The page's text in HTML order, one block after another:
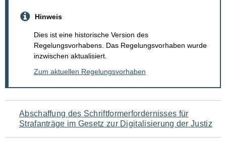
Hinweis
Dies ist eine historische Version des
Regelungsvorhabens. Das Regelungsvorhaben wurde
inzwischen aktualisiert.
Zum aktuellen Regelungsvorhaben
Navigation
für
Abschaffung des Schriftformerfordernisses für
Strafanträge im Gesetz zur Digitalisierung der Justiz